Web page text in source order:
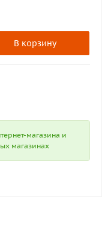
В корзину
магазина и
магазинах